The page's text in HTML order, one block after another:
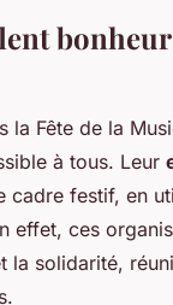
la Fête de la
à tous. Leur
festif, en
effet, ces
la solidarité,